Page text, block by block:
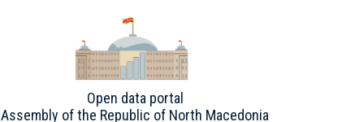
Open data portal
Assembly of the Republic of North Macedonia